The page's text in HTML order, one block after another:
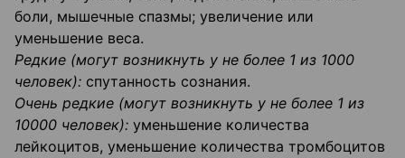
боли, мышечные спазмы; увеличение или
уменьшение веса.
Редкие (могут возникнуть у не более 1 из 1000
человек): спутанность сознания.
Очень редкие (могут возникнуть у не более 1 из
10000 человек): уменьшение количества
лейкоцитов, уменьшение количества тромбоцитов